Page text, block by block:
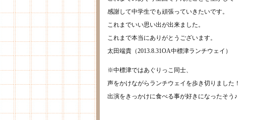
感謝して中学生でも頑張っていきたいです。
これまでいい思い出が出来ました。
これまで本当にありがとうございます。
太田端貴（2013.8.31OA中標津ランチウェイ）
※中標津ではあぐりっこ同士、
声をかけながらランチウェイを歩き切りました！
出演をきっかけに食べる事が好きになったそう♪